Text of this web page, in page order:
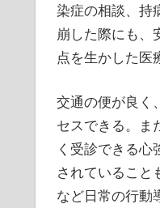
染症の相談、持
崩した際にも、
点を生かした医
交通の便が良く
セスできる。ま
く受診できる
されていること
など日常の行動